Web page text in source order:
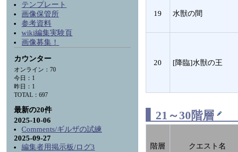
19 水獣の間
20 [降臨]水獣の王
21～30階層
階層 クエスト名
テンプレート
画像保管所
参考資料
wiki編集実験頁
画像募集！
カウンター
オンライン：70
今日：1
昨日：1
TOTAL：697
最新の20件
2025-10-06
Comments/ギルザの試練
2025-09-27
編集者用掲示板/ログ3